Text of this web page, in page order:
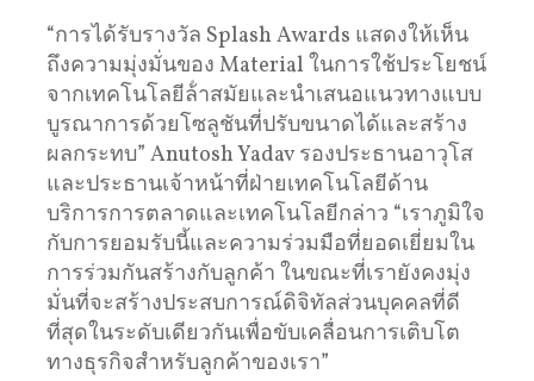
“การได้รับรางวัล Splash Awards แสดงให้เห็น
ถึงความมุ่งมั่นของ Material ในการใช้ประโยชน์
จากเทคโนโลยีล้ําสมัยและนําเสนอแนวทางแบบ
บูรณาการด้วยโซลูชันที่ปรับขนาดได้และสร้าง
ผลกระทบ” Anutosh Yadav รองประธานอาวุโส
และประธานเจ้าหน้าที่ฝ่ายเทคโนโลยีด้าน
บริการการตลาดและเทคโนโลยีกล่าว “เราภูมิใจ
กับการยอมรับนี้และความร่วมมือที่ยอดเยี่ยมใน
การร่วมกันสร้างกับลูกค้า ในขณะที่เรายังคงมุ่ง
มั่นที่จะสร้างประสบการณ์ดิจิทัลส่วนบุคคลที่ดี
ที่สุดในระดับเดียวกันเพื่อขับเคลื่อนการเติบโต
ทางธุรกิจสำหรับลูกค้าของเรา”